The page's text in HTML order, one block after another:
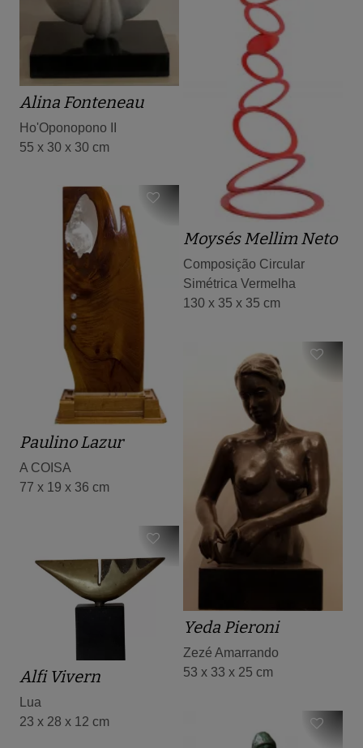
Alina Fonteneau
Ho'Oponopono II
55 x 30 x 30 cm
Moysés Mellim Neto
Composição Circular
Simétrica Vermelha
130 x 35 x 35 cm
Paulino Lazur
A COISA
77 x 19 x 36 cm
Yeda Pieroni
Zezé Amarrando
53 x 33 x 25 cm
Alfi Vivern
Lua
23 x 28 x 12 cm